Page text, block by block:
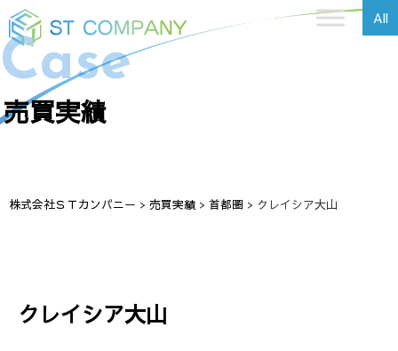
All
Case
売買実績
株式会社ＳＴカンパニー > 売買実績 > 首都圏 > クレイシア大山
クレイシア大山